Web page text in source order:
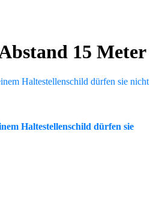
15 Meter
Haltestellenschild dürfen sie